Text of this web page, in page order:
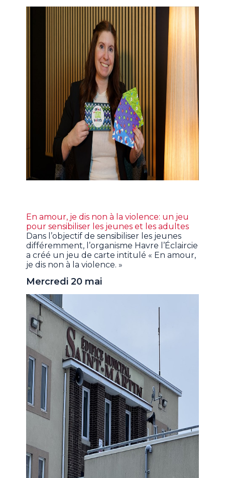
En amour, je dis non à la violence: un jeu
pour sensibiliser les jeunes et les adultes
Dans l’objectif de sensibiliser les jeunes
différemment, l’organisme Havre l’Éclaircie
a créé un jeu de carte intitulé « En amour,
je dis non à la violence. »
Mercredi 20 mai